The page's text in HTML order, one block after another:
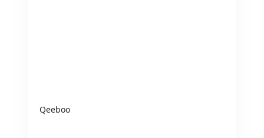
Qeeboo